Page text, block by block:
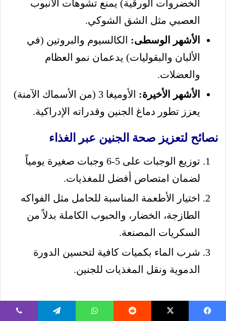
الخضروات الورقية) يمنع تشوهات الأنبوب
العصبي مثل الشق الشوكي.
الأشهر الوسطى: الكالسيوم والبروتين (في
الألبان والبقوليات) يدعمان نمو العظام
والعضلات.
الأشهر الأخيرة:
الأوميغا 3 (من الأسماك الآمنة)
يعزز تطور دماغ الجنين وقدراته الإدراكية.
نصائح لتعزيز صحة الجنين عبر الغذاء
توزيع الوجبات على 5-6 وجبات صغيرة يومياً
لضمان امتصاص أفضل للمغذيات.
اختيار الأطعمة المناسبة للحامل مثل الفواكه
الطازجة، الخضار، والحبوب الكاملة بدلاً من
السكريات المصنعة.
شرب الماء بكميات كافية لتحسين الدورة
الدموية ونقل المغذيات للجنين.